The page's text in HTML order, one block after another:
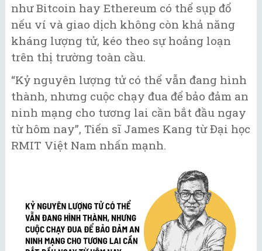
như Bitcoin hay Ethereum có thể sụp đổ
nếu ví và giao dịch không còn khả năng
kháng lượng tử, kéo theo sự hoảng loạn
trên thị trường toàn cầu.
“Kỷ nguyên lượng tử có thể vẫn đang hình
thành, nhưng cuộc chạy đua để bảo đảm an
ninh mạng cho tương lai cần bắt đầu ngay
từ hôm nay”, Tiến sĩ James Kang từ Đại học
RMIT Việt Nam nhấn mạnh.